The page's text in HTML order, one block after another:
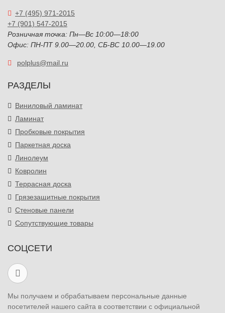
+7 (495) 971-2015
+7 (901) 547-2015
Розничная точка: Пн—Вс 10:00—18:00
Офис: ПН-ПТ 9.00—20.00, СБ-ВС 10.00—19.00
polplus@mail.ru
РАЗДЕЛЫ
Виниловый ламинат
Ламинат
Пробковые покрытия
Паркетная доска
Линолеум
Ковролин
Террасная доска
Грязезащитные покрытия
Стеновые панели
Сопутствующие товары
СОЦСЕТИ
Мы получаем и обрабатываем персональные данные
посетителей нашего сайта в соответствии с официальной